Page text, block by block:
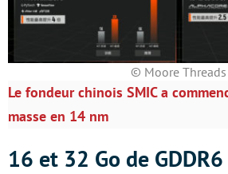
© Moore Threads
Le fondeur chinois SMIC a
masse en 14 nm
16 et 32 Go de GDDR6